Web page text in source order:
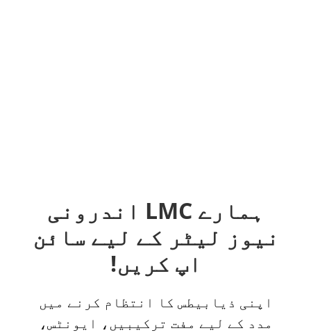
ہمارے LMC اندرونی
نیوز لیٹر کے لیے سائن
اپ کریں!
اپنی ذیابیطس کا انتظام کرنے میں
مدد کے لیے مفت ترکیبیں، ایونٹس،